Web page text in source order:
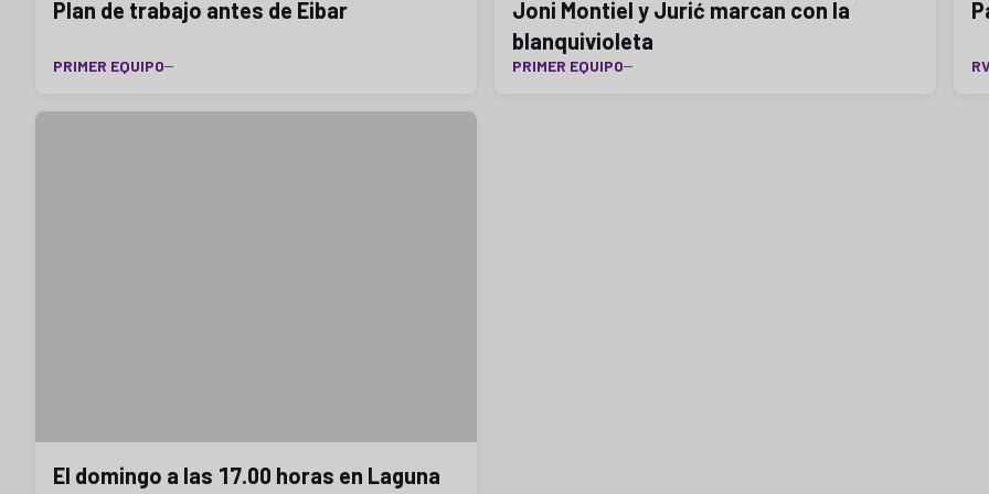
Plan de trabajo antes de Eibar
PRIMER EQUIPO
Joni Montiel y Jurić marcan con la
blanquivioleta
PRIMER EQUIPO
El domingo a las 17.00 horas en Laguna